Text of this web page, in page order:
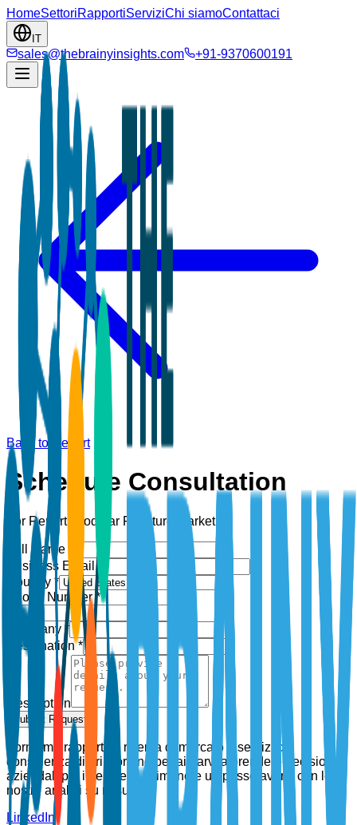
HomeSettoriRapportiServiziChi siamoContattaci
IT
sales@thebrainyinsights.com +91-9370600191
Back to Report
Schedule Consultation
For Report: Modular Furniture Market
Full Name *
Business Email *
Country *
Phone Number *
Company *
Designation *
Description
Submit Request
Forniamo rapporti di ricerca di mercato e servizi di
consulenza di prim'ordine per aiutarvi a prendere decisioni
aziendali più intelligenti. Rimanete un passo avanti con le
nostre analisi su misura.
LinkedIn